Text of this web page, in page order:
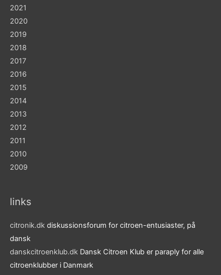
2021
2020
2019
2018
2017
2016
2015
2014
2013
2012
2011
2010
2009
links
citronik.dk diskussionsforum for citroen-entusiaster, på
dansk
danskcitroenklub.dk Dansk Citroen Klub er paraply for alle
citroenklubber i Danmark